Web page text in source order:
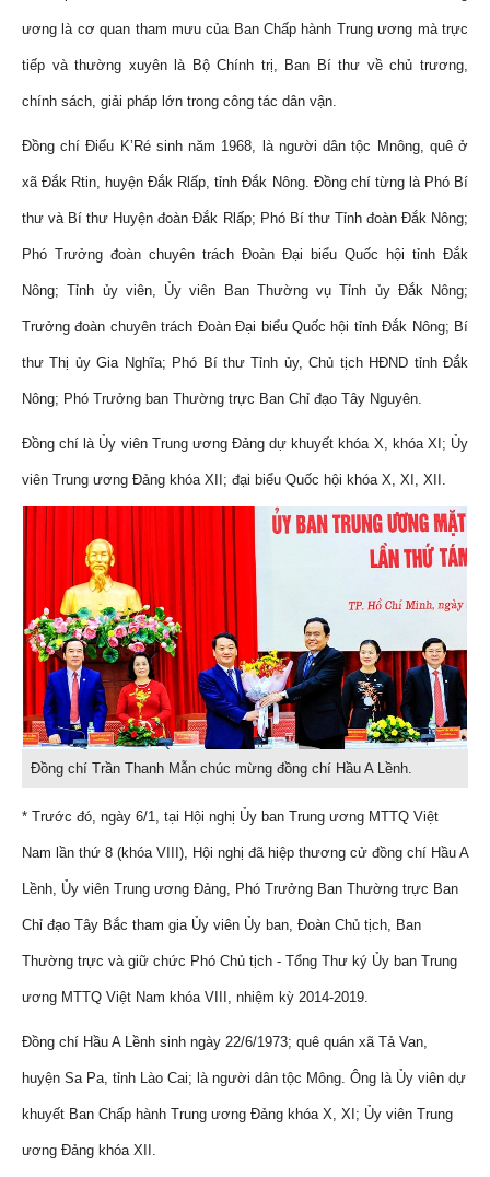
ương là cơ quan tham mưu của Ban Chấp hành Trung ương mà trực
tiếp và thường xuyên là Bộ Chính trị, Ban Bí thư về chủ trương,
chính sách, giải pháp lớn trong công tác dân vận.
Đồng chí Điểu K’Ré sinh năm 1968, là người dân tộc Mnông, quê ở
xã Đắk Rtin, huyện Đắk Rlấp, tỉnh Đắk Nông. Đồng chí từng là Phó Bí
thư và Bí thư Huyện đoàn Đắk Rlấp; Phó Bí thư Tỉnh đoàn Đắk Nông;
Phó Trưởng đoàn chuyên trách Đoàn Đại biểu Quốc hội tỉnh Đắk
Nông; Tỉnh ủy viên, Ủy viên Ban Thường vụ Tỉnh ủy Đắk Nông;
Trưởng đoàn chuyên trách Đoàn Đại biểu Quốc hội tỉnh Đắk Nông; Bí
thư Thị ủy Gia Nghĩa; Phó Bí thư Tỉnh ủy, Chủ tịch HĐND tỉnh Đắk
Nông; Phó Trưởng ban Thường trực Ban Chỉ đạo Tây Nguyên.
Đồng chí là Ủy viên Trung ương Đảng dự khuyết khóa X, khóa XI; Ủy
viên Trung ương Đảng khóa XII; đại biểu Quốc hội khóa X, XI, XII.
Đồng chí Trần Thanh Mẫn chúc mừng đồng chí Hầu A Lềnh.
* Trước đó, ngày 6/1, tại Hội nghị Ủy ban Trung ương MTTQ Việt
Nam lần thứ 8 (khóa VIII), Hội nghị đã hiệp thương cử đồng chí Hầu A
Lềnh, Ủy viên Trung ương Đảng, Phó Trưởng Ban Thường trực Ban
Chỉ đạo Tây Bắc tham gia Ủy viên Ủy ban, Đoàn Chủ tịch, Ban
Thường trực và giữ chức Phó Chủ tịch - Tổng Thư ký Ủy ban Trung
ương MTTQ Việt Nam khóa VIII, nhiệm kỳ 2014-2019.
Đồng chí Hầu A Lềnh sinh ngày 22/6/1973; quê quán xã Tả Van,
huyện Sa Pa, tỉnh Lào Cai; là người dân tộc Mông. Ông là Ủy viên dự
khuyết Ban Chấp hành Trung ương Đảng khóa X, XI; Ủy viên Trung
ương Đảng khóa XII.